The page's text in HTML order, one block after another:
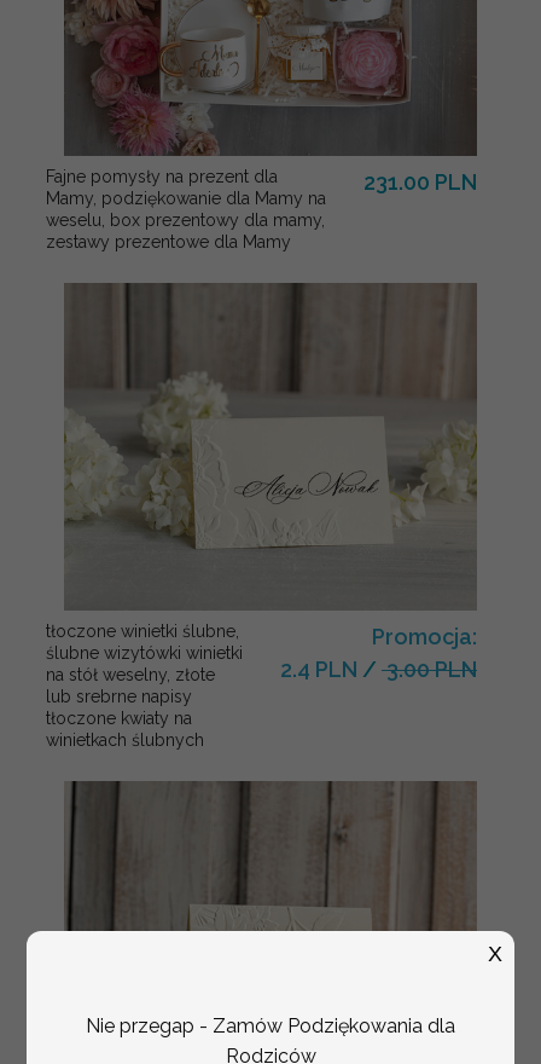
Fajne pomysły na prezent dla
Mamy, podziękowanie dla Mamy na
weselu, box prezentowy dla mamy,
zestawy prezentowe dla Mamy
231.00 PLN
tłoczone winietki ślubne,
ślubne wizytówki winietki
na stół weselny, złote
lub srebrne napisy
tłoczone kwiaty na
winietkach ślubnych
Promocja:
2.4 PLN / 3.00 PLN
Nie przegap - Zamów Podziękowania dla
Rodziców
X